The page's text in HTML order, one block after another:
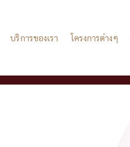
บริการของเรา โครงการต่างๆ